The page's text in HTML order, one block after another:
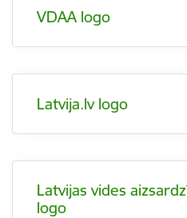
VDAA logo
Latvija.lv logo
Latvijas vides
logo